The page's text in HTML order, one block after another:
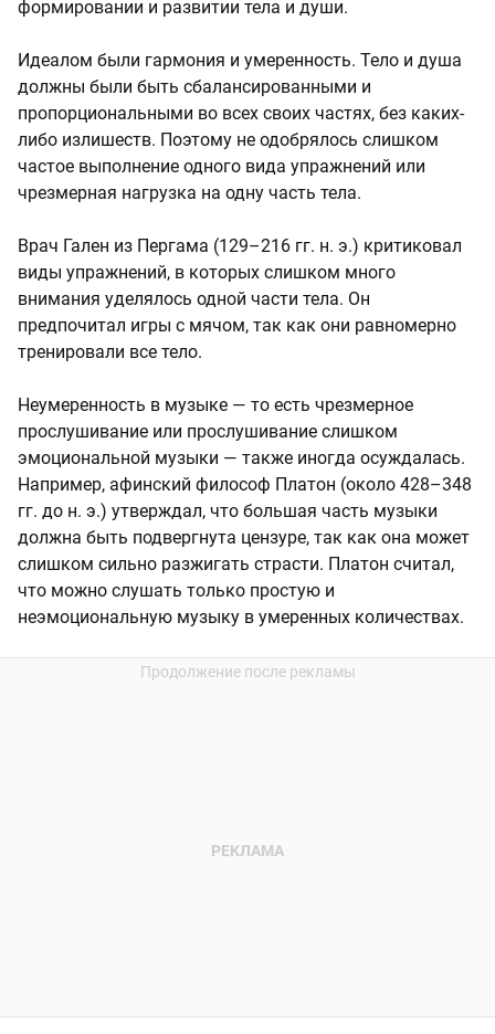
формировании и развитии тела и души.
Идеалом были гармония и умеренность. Тело и душа
должны были быть сбалансированными и
пропорциональными во всех своих частях, без каких-
либо излишеств. Поэтому не одобрялось слишком
частое выполнение одного вида упражнений или
чрезмерная нагрузка на одну часть тела.
Врач Гален из Пергама (129–216 гг. н. э.) критиковал
виды упражнений, в которых слишком много
внимания уделялось одной части тела. Он
предпочитал игры с мячом, так как они равномерно
тренировали все тело.
Неумеренность в музыке — то есть чрезмерное
прослушивание или прослушивание слишком
эмоциональной музыки — также иногда осуждалась.
Например, афинский философ Платон (около 428–348
гг. до н. э.) утверждал, что большая часть музыки
должна быть подвергнута цензуре, так как она может
слишком сильно разжигать страсти. Платон считал,
что можно слушать только простую и
неэмоциональную музыку в умеренных количествах.